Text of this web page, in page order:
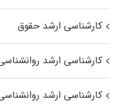
کارشناسی ارشد حقوق
کارشناسی ارشد
کارشناسی ارشد روانشناسی